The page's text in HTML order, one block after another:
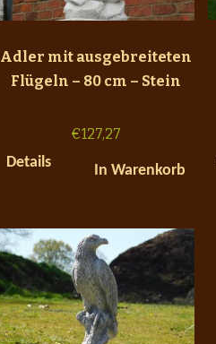
Adler mit ausgebreiteten
Flügeln – 80 cm – Stein
€127,27
Details
In Warenkorb